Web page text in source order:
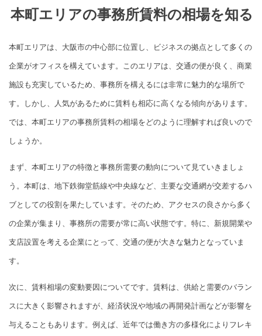
本町エリアの事務所賃料の相場を知る
本町エリアは、大阪市の中心部に位置し、ビジネスの拠点として多くの
企業がオフィスを構えています。このエリアは、交通の便が良く、商業
施設も充実しているため、事務所を構えるには非常に魅力的な場所で
す。しかし、人気があるために賃料も相応に高くなる傾向があります。
では、本町エリアの事務所賃料の相場をどのように理解すれば良いので
しょうか。
まず、本町エリアの特徴と事務所需要の動向について見ていきましょ
う。本町は、地下鉄御堂筋線や中央線など、主要な交通網が交差するハ
ブとしての役割を果たしています。そのため、アクセスの良さから多く
の企業が集まり、事務所の需要が常に高い状態です。特に、新規開業や
支店設置を考える企業にとって、交通の便が大きな魅力となっていま
す。
次に、賃料相場の変動要因についてです。賃料は、供給と需要のバラン
スに大きく影響されますが、経済状況や地域の再開発計画などが影響を
与えることもあります。例えば、近年では働き方の多様化によりフレキ